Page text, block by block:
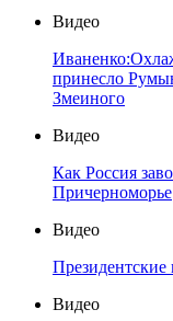
Видео
принесло
Змеиного
Видео
Как Россия
Причерноморье
Видео
Видео